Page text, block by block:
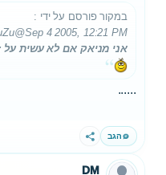
במקור פורסם על ידי :
@Sep 4 2005, 12:21 PM
אני מניאק אם לא עשית על
......
הגב שתף
DM